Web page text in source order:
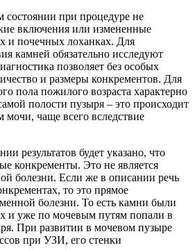
при процедуре не
включения или измененные
и почечных лоханках. Для
камней обязательно исследуют
позволяет без особых
и размеры конкрементов. Для
пола пожилого возраста характерно
полости пузыря – это происходит
мочи, чаще всего вследствие
результатов будет указано, что
конкременты. Это не является
болезни. Если же в описании речь
то это прямое
болезни. То есть камни были
и уже по мочевым путям попали в
При развитии в мочевом пузыре
при УЗИ, его стенки